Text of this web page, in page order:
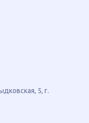
5, г.